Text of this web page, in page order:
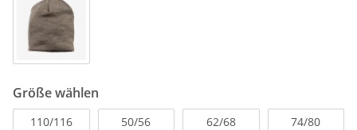
Größe wählen
110/116 50/56 62/68 74/80